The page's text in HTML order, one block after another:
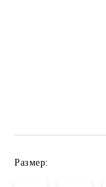
Размер: